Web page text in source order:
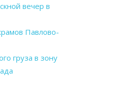
вечер в
Павлово-
груза в зону